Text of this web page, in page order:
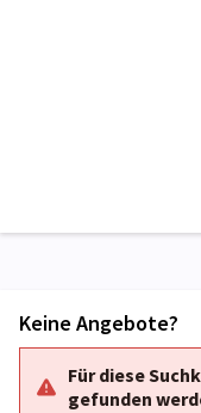
Keine Angebote?
Für diese
gefunden